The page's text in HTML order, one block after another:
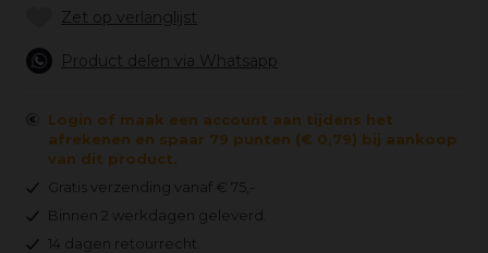
Product delen via Whatsapp
Login of maak een account aan tijdens het
afrekenen en spaar 79 punten (€ 0,79) bij aankoop
van dit product.
Gratis verzending vanaf € 75,-
Binnen 2 werkdagen geleverd.
14 dagen retourrecht.